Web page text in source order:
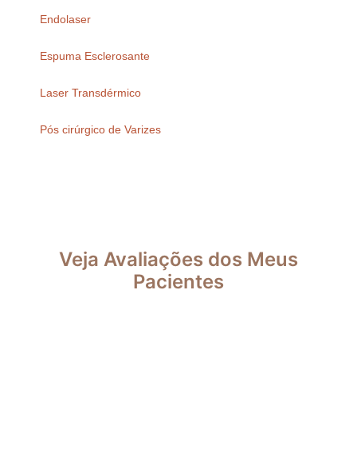
Endolaser
Espuma Esclerosante
Laser Transdérmico
Pós cirúrgico de Varizes
Veja Avaliações dos Meus
Pacientes